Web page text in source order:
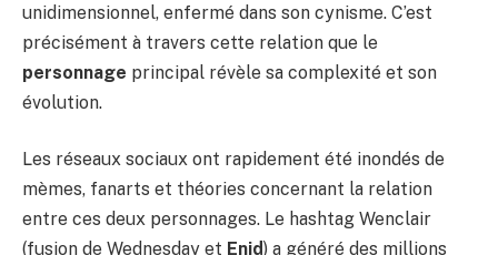
unidimensionnel, enfermé dans son cynisme. C’est
précisément à travers cette relation que le
personnage principal révèle sa complexité et son
évolution.
Les réseaux sociaux ont rapidement été inondés de
mèmes, fanarts et théories concernant la relation
entre ces deux personnages. Le hashtag Wenclair
(fusion de Wednesday et Enid) a généré des millions